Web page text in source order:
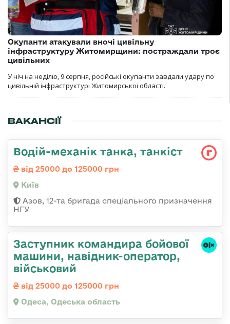
Окупанти атакували вночі цивільну
інфраструктуру Житомирщини: постраждали троє
цивільних
У ніч на неділю, 9 серпня, російські окупанти завдали удару по
цивільній інфраструктурі Житомирської області.
ВАКАНСІЇ
Водій-механік танка, танкіст
від 25000 до 125000 грн
Київ
Азов, 12-та бригада спеціального призначення
НГУ
Заступник командиpа бойової
машини, навідник-оператор,
військовий
від 25000 до 125000 грн
Одеса, Одеська область